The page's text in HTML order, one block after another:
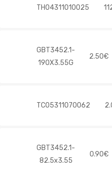
TH04311010025
GBT3452.1-
190X3.55G
2.50€
TC05311070062
GBT3452.1-
82.5x3.55
0.90€